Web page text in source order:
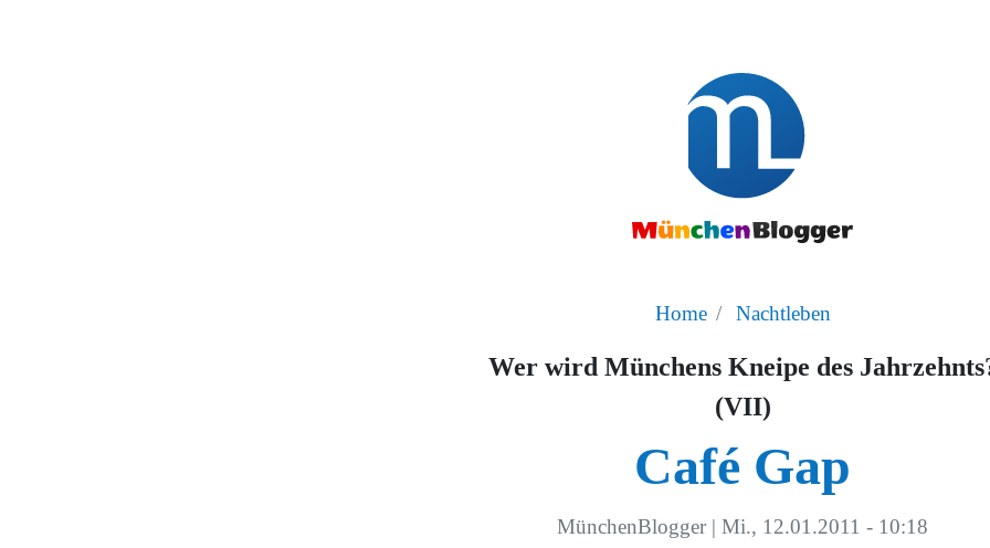
Home Nachtleben
Wer wird Münchens Kneipe des
(VII)
Café Gap
MünchenBlogger | Mi., 12.01.2011 - 10:18